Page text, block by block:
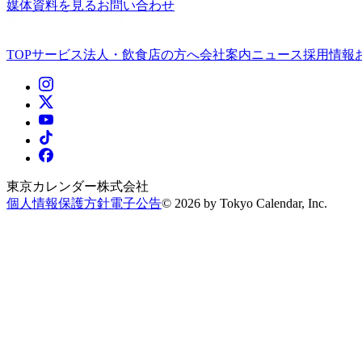
媒体資料を見るお問い合わせ
TOPサービス法人・飲食店の方へ会社案内ニュース採用情報
東京カレンダー株式会社
個人情報保護方針電子公告© 2026 by Tokyo Calendar, Inc.